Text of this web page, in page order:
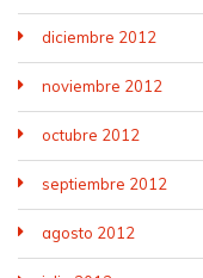
diciembre 2012
noviembre 2012
octubre 2012
septiembre 2012
agosto 2012